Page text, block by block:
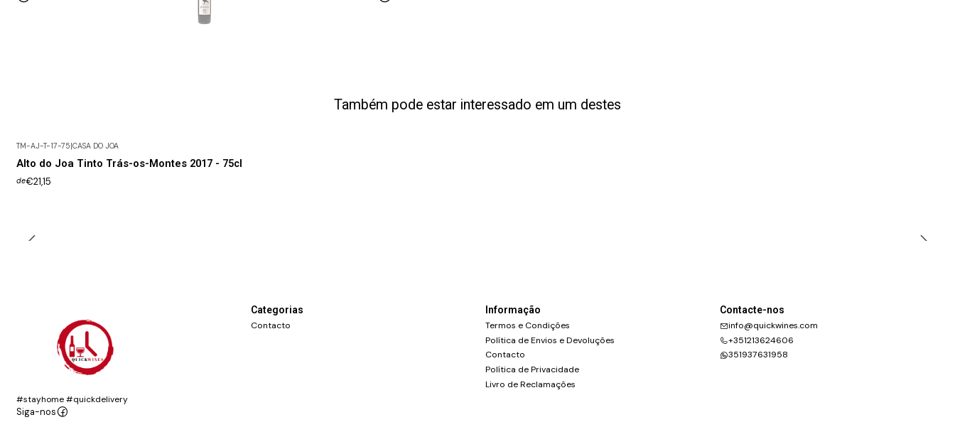
Também pode estar interessado em um destes
TM-AJ-T-17-75 CASA DO JOA
Alto do Joa Tinto Trás-os-Montes 2017 - 75cl
de€21,15
#stayhome #quickdelivery
Siga-nos
Categorias
Contacto
Informação
Termos e Condições
Política de Envios e Devoluções
Contacto
Política de Privacidade
Livro de Reclamações
Contacte-nos
info@quickwines.com
+351213624606
351937631958